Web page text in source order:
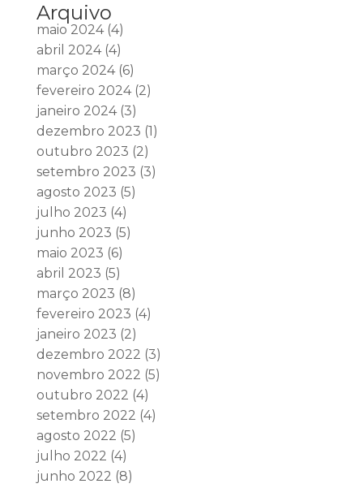
Arquivo
maio 2024(4)
abril 2024(4)
março 2024(6)
fevereiro 2024(2)
janeiro 2024(3)
dezembro 2023 (1)
outubro 2023 (2)
setembro 2023 (3)
agosto 2023 (5)
julho 2023 (4)
junho 2023 (5)
maio 2023 (6)
abril 2023 (5)
março 2023 (8)
fevereiro 2023 (4)
janeiro 2023 (2)
dezembro 2022 (3)
novembro 2022 (5)
outubro 2022 (4)
setembro 2022 (4)
agosto 2022 (5)
julho 2022 (4)
junho 2022 (8)